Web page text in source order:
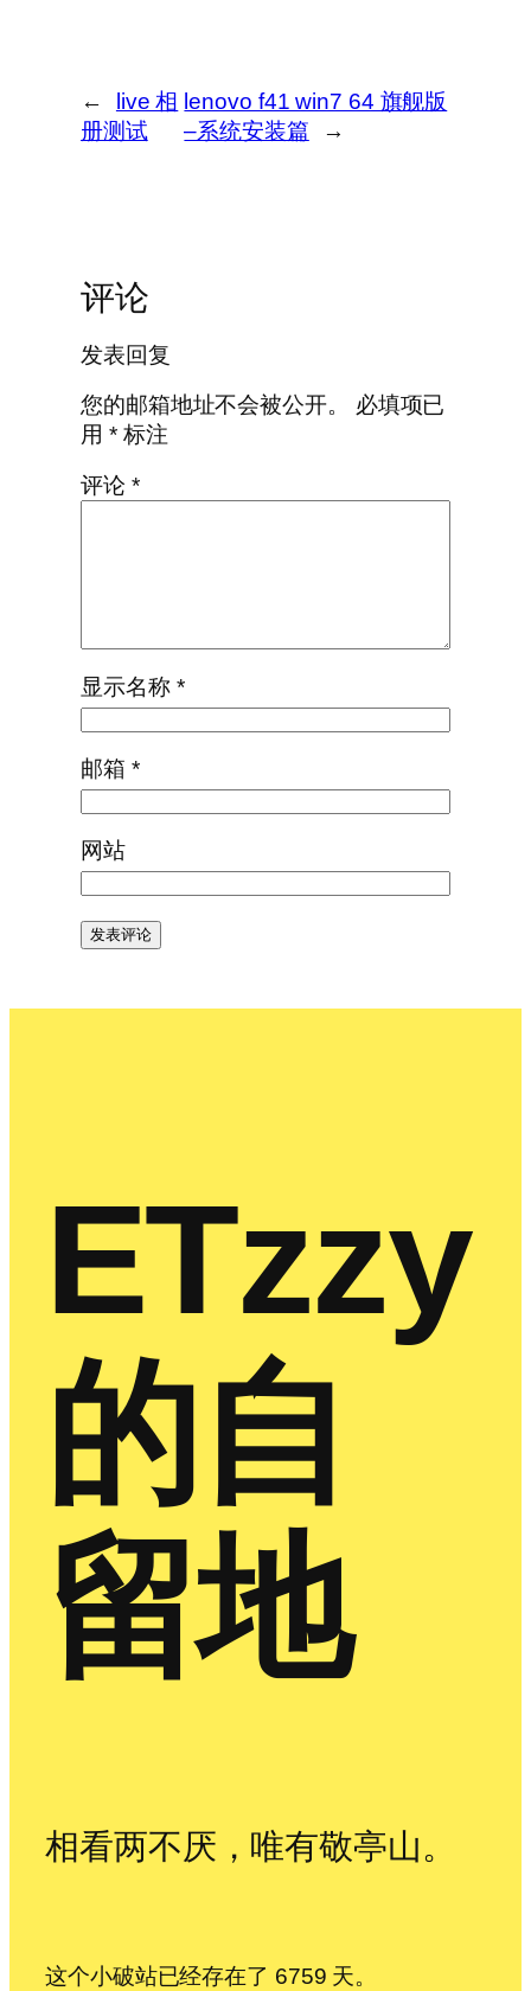
←
live 相
册测试
lenovo f41 win7 64 旗舰版
–系统安装篇
→
评论
发表回复
您的邮箱地址不会被公开。
必填项已
用 *标注
评论 *
显示名称 *
邮箱 *
网站
ETzzy
的自
留地
相看两不厌，唯有敬亭山。
这个小破站已经存在了 6759 天。